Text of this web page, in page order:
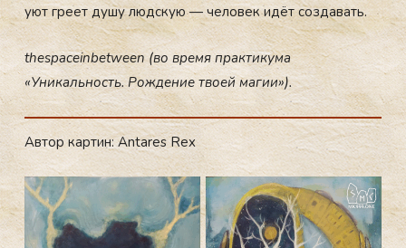
у­ют гре­ет ду­шу люд­скую — че­ловек идёт соз­да­вать.
thespaceinbetween (во время практикума
«Уникальность. Рождение твоей магии»).
Автор картин: Antares Rex